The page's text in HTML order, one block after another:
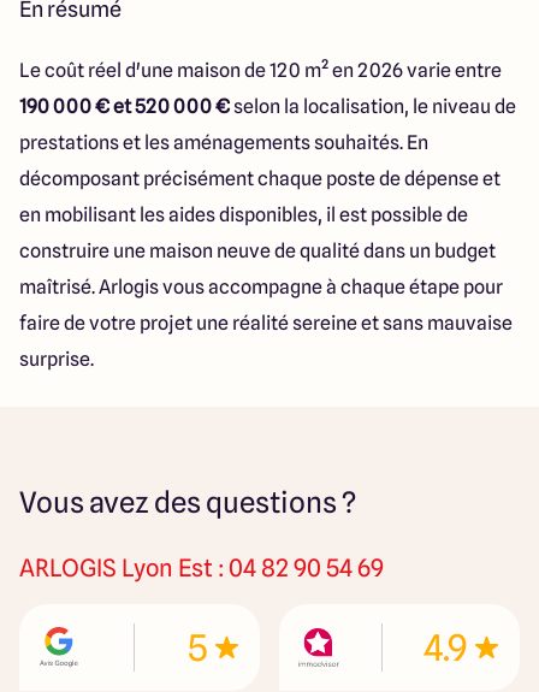
En résumé
Le coût réel d'une maison de 120 m² en 2026 varie entre
190 000 € et 520 000 €selon la localisation, le niveau de
prestations et les aménagements souhaités. En
décomposant précisément chaque poste de dépense et
en mobilisant les aides disponibles, il est possible de
construire une maison neuve de qualité dans un budget
maîtrisé. Arlogis vous accompagne à chaque étape pour
faire de votre projet une réalité sereine et sans mauvaise
surprise.
Vous avez des questions ?
ARLOGIS Lyon Est : 04 82 90 54 69
5 4.9